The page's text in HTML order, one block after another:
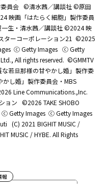
員会 ©清水茜／講談社 ©原田
映画「はたらく細胞」製作委員
生・清水茜／講談社 ©2024 映
ーコーポレーション21 ©2025
ⓒ Getty Images ⓒ Getty
All rights reserved. ©GMMTV
な若旦那様の甘やかし婚」製作委
し婚」製作委員会・MBS
Line Communications.,Inc.
ョン ©2026 TAKE SHOBO
ⓒ Getty Images ⓒ Getty Images
(C) 2021 BIGHIT MUSIC /
MUSIC / HYBE. All Rights
報